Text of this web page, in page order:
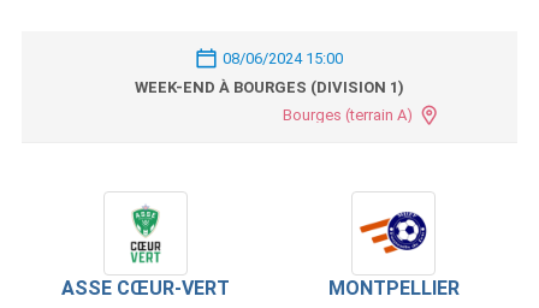
08/06/2024 15:00
WEEK-END À BOURGES (DIVISION 1)
Bourges (terrain A)
ASSE CŒUR-VERT MONTPELLIER